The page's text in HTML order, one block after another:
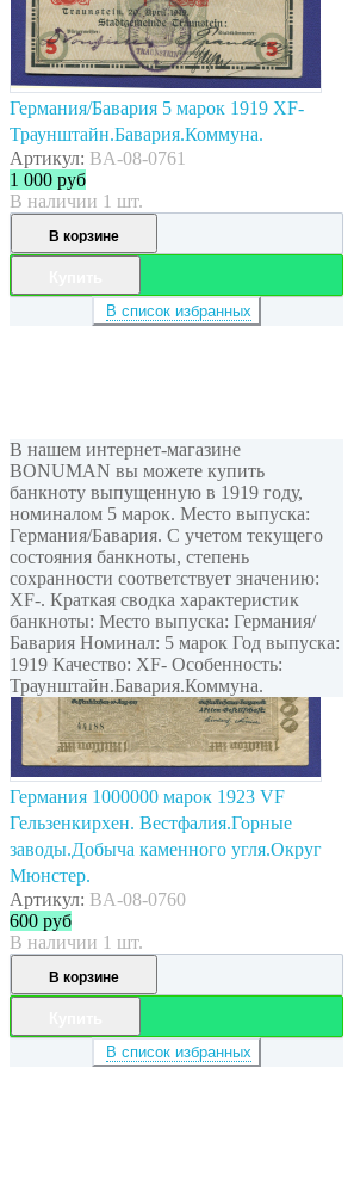
Германия/Бавария 5 марок 1919 XF-
Траунштайн.Бавария.Коммуна.
Артикул: BA-08-0761
1 000 руб
В наличии 1 шт.
В корзине
В список избранных
В нашем интернет-магазине
BONUMAN вы можете купить
банкноту выпущенную в 1919 году,
номиналом 5 марок. Место выпуска:
Германия/Бавария. С учетом текущего
состояния банкноты, степень
сохранности соответствует значению:
XF-. Краткая сводка характеристик
банкноты: Место выпуска: Германия/
Бавария Номинал: 5 марок Год выпуска:
1919 Качество: XF- Особенность:
Траунштайн.Бавария.Коммуна.
Германия 1000000 марок 1923 VF
Гельзенкирхен. Вестфалия.Горные
заводы.Добыча каменного угля.Округ
Мюнстер.
Артикул: BA-08-0760
600 руб
В наличии 1 шт.
В корзине
В список избранных